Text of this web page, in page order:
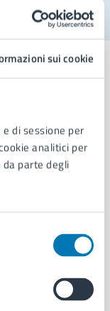
sui cookie
di sessione per
analitici per
parte degli